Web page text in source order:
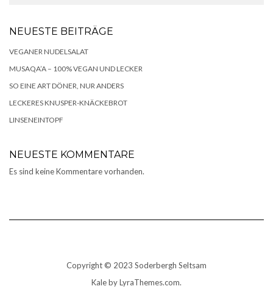
NEUESTE BEITRÄGE
VEGANER NUDELSALAT
MUSAQA’A – 100% VEGAN UND LECKER
SO EINE ART DÖNER, NUR ANDERS
LECKERES KNUSPER-KNÄCKEBROT
LINSENEINTOPF
NEUESTE KOMMENTARE
Es sind keine Kommentare vorhanden.
Copyright © 2023 Soderbergh Seltsam
Kaleby LyraThemes.com.